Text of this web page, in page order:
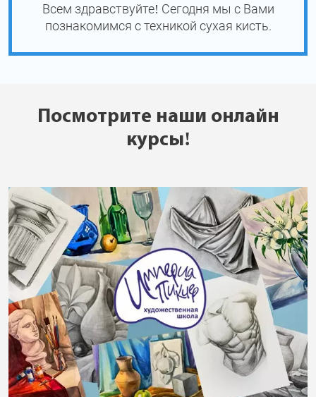
Всем здравствуйте! Сегодня мы с Вами
познакомимся с техникой сухая кисть.
Посмотрите наши онлайн
курсы!